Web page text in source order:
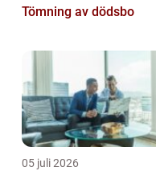
Tömning av dödsbo
05 juli 2026